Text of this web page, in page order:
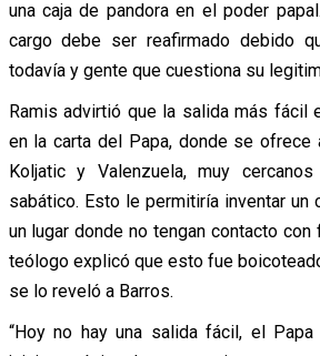
una caja de pandora en el poder
cargo debe ser reafirmado debido
todavía y gente que cuestiona su
Ramis advirtió que la salida más fácil
en la carta del Papa, donde se
Koljatic y Valenzuela, muy
sabático. Esto le permitiría inventar un
un lugar donde no tengan contacto
teólogo explicó que esto fue
se lo reveló a Barros.
“Hoy no hay una salida fácil, el